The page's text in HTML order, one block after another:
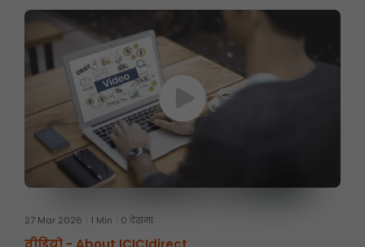
27 Mar 2026 1 Min 0 देखना